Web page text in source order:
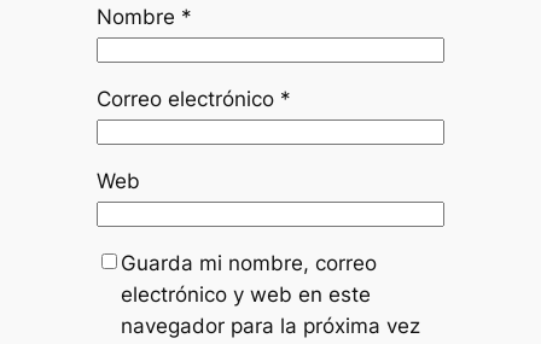
Nombre *
Correo electrónico *
Web
Guarda mi nombre, correo
electrónico y web en este
navegador para la próxima vez